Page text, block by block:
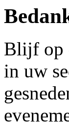
Blijf op
in uw